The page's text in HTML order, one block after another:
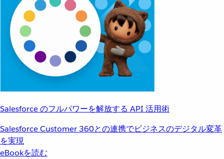
Salesforce のフルパワーを解放する API 活用術
Salesforce Customer 360との連携でビジネスのデジタル変革
を実現
eBookを読む